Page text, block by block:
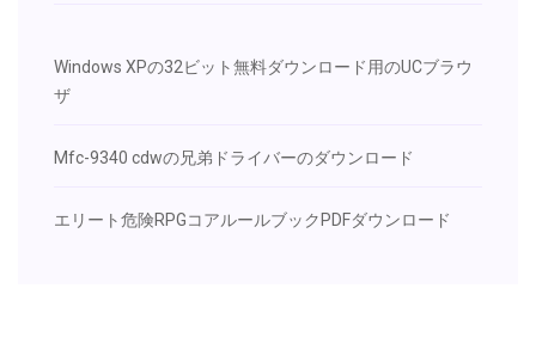
Windows XPの32ビット無料ダウンロード用のUCブラウ
ザ
Mfc-9340 cdwの兄弟ドライバーのダウンロード
エリート危険RPGコアルールブックPDFダウンロード